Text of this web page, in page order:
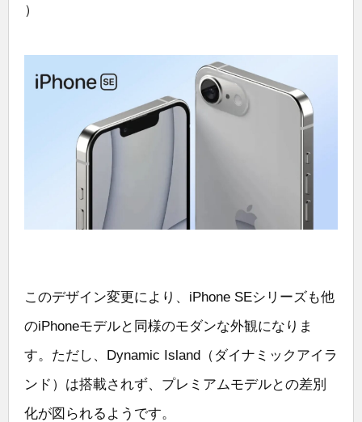
）
このデザイン変更により、iPhone SEシリーズも他
のiPhoneモデルと同様のモダンな外観になりま
す。ただし、Dynamic Island（ダイナミックアイラ
ンド）は搭載されず、プレミアムモデルとの差別
化が図られるようです。